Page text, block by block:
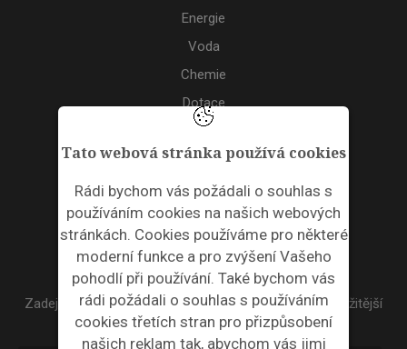
Tato webová stránka používá cookies
Rádi bychom vás požádali o souhlas s
používáním cookies na našich webových
stránkách. Cookies používáme pro některé
moderní funkce a pro zvýšení Vašeho
pohodlí při používání. Také bychom vás
rádi požádali o souhlas s používáním
cookies třetích stran pro přizpůsobení
našich reklam tak, abychom vás jimi
Energie
Voda
Chemie
Dotace
Akce
ODPADNÍ PLASTY
NEWSLETTER
Zadejte váš email a my Vám budeme zasílat ty nejdůležitější
informace, maximálně 1x týdně.